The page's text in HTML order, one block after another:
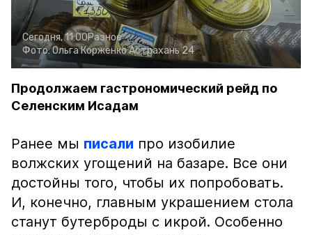
Сегодня, 11:00Разное
Фото:Ольга КорженкоАстрахань 24
Продолжаем гастрономический рейд по
Селенским Исадам
Ранее мы писали про изобилие
волжских угощений на базаре. Все они
достойны того, чтобы их попробовать.
И, конечно, главным украшением стола
станут бутерброды с икрой. Особенно